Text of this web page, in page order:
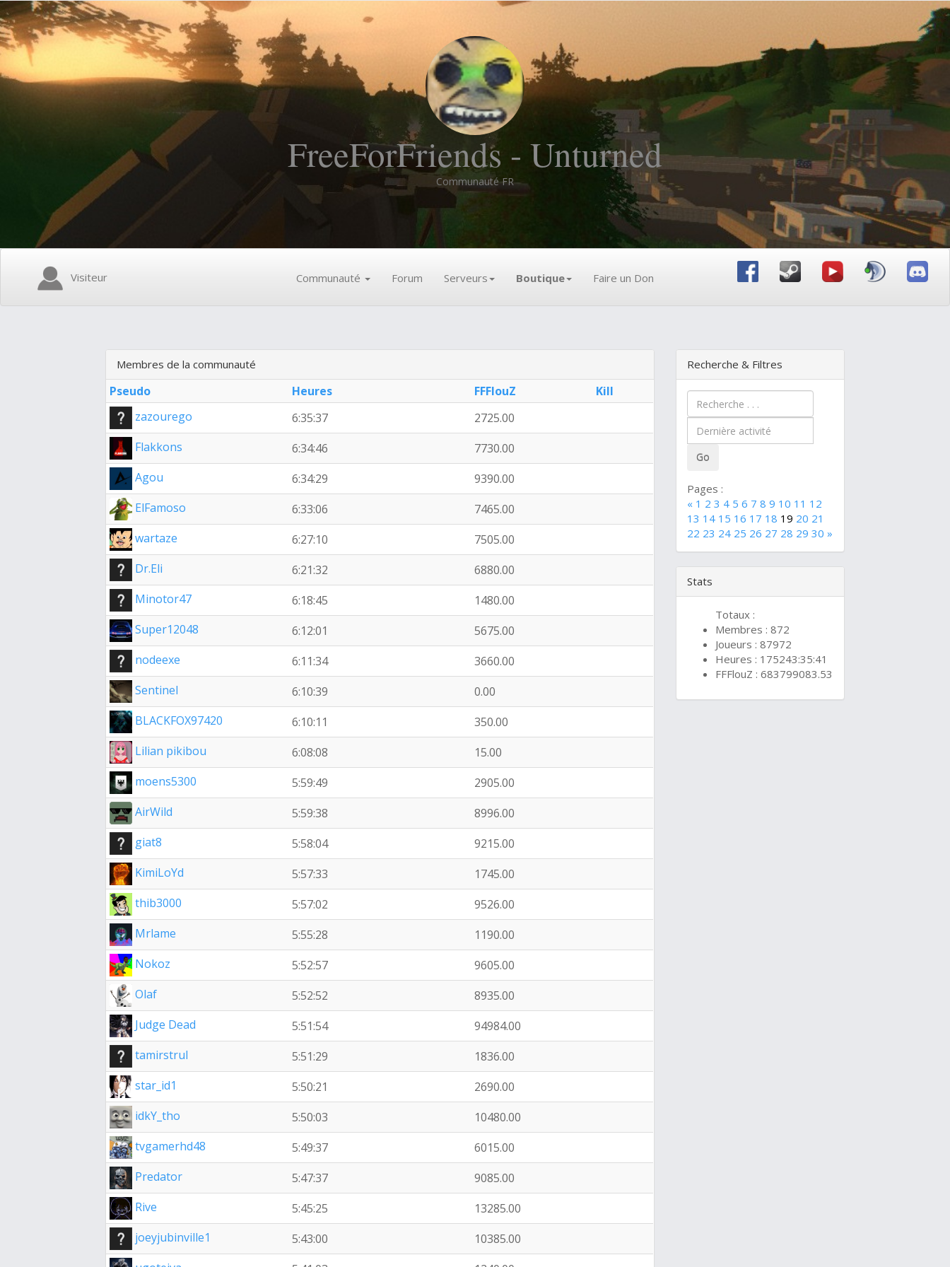
FreeForFriends - Unturned
Communauté FR
Visiteur Communauté Forum Serveurs Boutique Faire un Don
Membres de la communauté
Pseudo Heures FFFlouZ
Kill
zazourego
6:35:37
2725.00
Flakkons
6:34:46
7730.00
Agou
6:34:29
9390.00
ElFamoso
6:33:06
7465.00
wartaze
6:27:10
7505.00
Dr.Eli
6:21:32
6880.00
Minotor47
6:18:45
1480.00
Super12048
6:12:01
5675.00
nodeexe
6:11:34
3660.00
Sentinel
6:10:39
0.00
BLACKFOX97420
6:10:11
350.00
Lilian pikibou
6:08:08
15.00
moens5300
5:59:49
2905.00
AirWild
5:59:38
8996.00
giat8
5:58:04
9215.00
KimiLoYd
5:57:33
1745.00
thib3000
5:57:02
9526.00
Mrlame
5:55:28
1190.00
Nokoz
5:52:57
9605.00
Olaf
5:52:52
8935.00
Judge Dead
5:51:54
94984.00
tamirstrul
5:51:29
1836.00
star_id1
5:50:21
2690.00
idkY_tho
5:50:03
10480.00
tvgamerhd48
5:49:37
6015.00
Predator
5:47:37
9085.00
Rive
5:45:25
13285.00
joeyjubinville1
5:43:00
10385.00
Recherche & Filtres
Pages :
« 1 2 3 4 5 6 7 8 9 10 11 12
13 14 15 16 17 18 19 20 21
22 23 24 25 26 27 28 29 30 »
Stats
Totaux :
Membres : 872
Joueurs : 87972
Heures : 175243:35:41
FFFlouZ : 683799083.53